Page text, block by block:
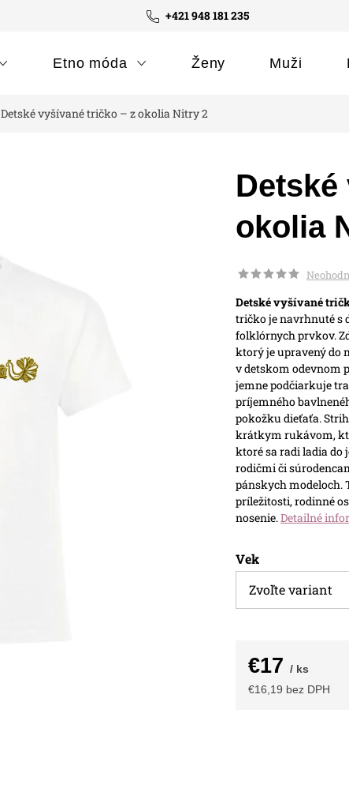
+421 948 181 235
Etno móda Ženy Muži
Detské vyšívané tričko – z okolia Nitry 2
okolia
Detské vyšívané
tričko je navrhnuté s
folklórnych prvkov.
ktorý je upravený do
v detskom odevnom
jemne podčiarkuje
príjemného
pokožku dieťaťa.
krátkym rukávom,
ktoré sa radi ladia do
rodičmi či
pánskych modeloch.
príležitosti, rodinné
nosenie.Detailné
Vek
€17 / ks
€16,19 bez DPH